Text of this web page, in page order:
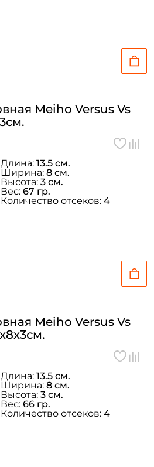
Meiho Versus Vs
Длина: 13.5 см.
Ширина: 8 см.
Высота: 3 см.
Вес: 67 гр.
Количество отсеков: 4
Meiho Versus Vs
Длина: 13.5 см.
Ширина: 8 см.
Высота: 3 см.
Вес: 66 гр.
Количество отсеков: 4